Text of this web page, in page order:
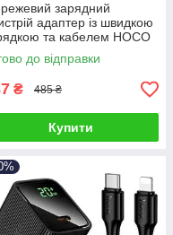
зарядний
адаптер із швидкою
та кабелем HOCO
Rico 1USB/1Type-C
3Aдо відправки
₴ 485 ₴
Купити